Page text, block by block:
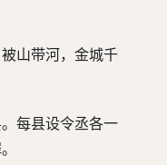
山带河，金城千
每县设令丞各一